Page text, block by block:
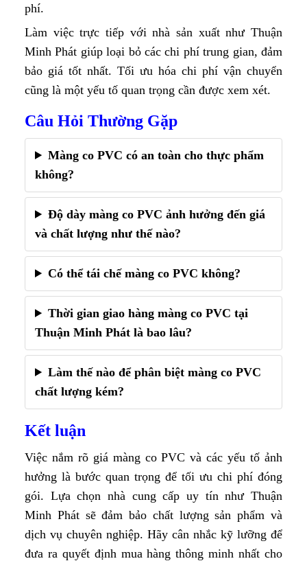
phí.
Làm việc trực tiếp với nhà sản xuất như Thuận
Minh Phát giúp loại bỏ các chi phí trung gian, đảm
bảo giá tốt nhất. Tối ưu hóa chi phí vận chuyển
cũng là một yếu tố quan trọng cần được xem xét.
Câu Hỏi Thường Gặp
Màng co PVC có an toàn cho thực phẩm
không?
Độ dày màng co PVC ảnh hưởng đến giá
và chất lượng như thế nào?
Có thể tái chế màng co PVC không?
Thời gian giao hàng màng co PVC tại
Thuận Minh Phát là bao lâu?
Làm thế nào để phân biệt màng co PVC
chất lượng kém?
Kết luận
Việc nắm rõ giá màng co PVC và các yếu tố ảnh
hưởng là bước quan trọng để tối ưu chi phí đóng
gói. Lựa chọn nhà cung cấp uy tín như Thuận
Minh Phát sẽ đảm bảo chất lượng sản phẩm và
dịch vụ chuyên nghiệp. Hãy cân nhắc kỹ lưỡng để
đưa ra quyết định mua hàng thông minh nhất cho